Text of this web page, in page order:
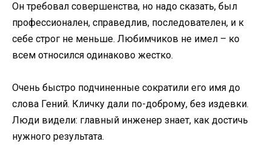
Он требовал совершенства, но надо сказать, был
профессионален, справедлив, последователен, и к
себе строг не меньше. Любимчиков не имел – ко
всем относился одинаково жестко.
Очень быстро подчиненные сократили его имя до
слова Гений. Кличку дали по-доброму, без издевки.
Люди видели: главный инженер знает, как достичь
нужного результата.